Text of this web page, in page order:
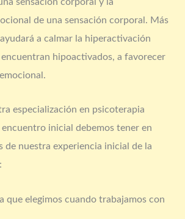
de una sensación corporal. Más
a calmar la hiperactivación
hipoactivados, a favorecer
especialización en psicoterapia
inicial debemos tener en
de nuestra experiencia inicial de la
que elegimos cuando trabajamos con